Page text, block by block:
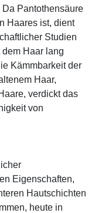
Pantothensäure
Haares ist, dient
Studien
dem Haar lang
Kämmbarkeit der
Haar,
verdickt das
von
Eigenschaften,
Hautschichten
heute in